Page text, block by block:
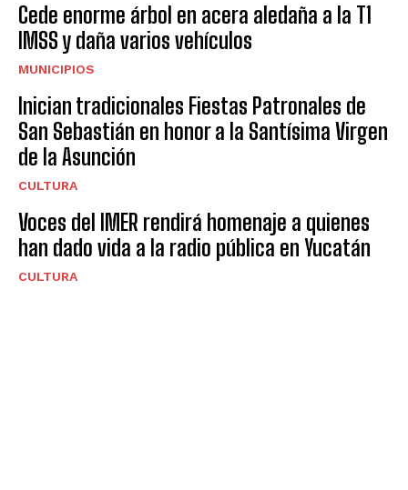
Cede enorme árbol en acera aledaña a la T1
IMSS y daña varios vehículos
MUNICIPIOS
Inician tradicionales Fiestas Patronales de
San Sebastián en honor a la Santísima Virgen
de la Asunción
CULTURA
Voces del IMER rendirá homenaje a quienes
han dado vida a la radio pública en Yucatán
CULTURA